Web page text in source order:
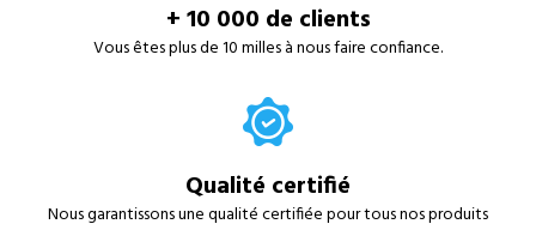
+ 10 000 de clients
Vous êtes plus de 10 milles à nous faire confiance.
Qualité certifié
Nous garantissons une qualité certifiée pour tous nos produits